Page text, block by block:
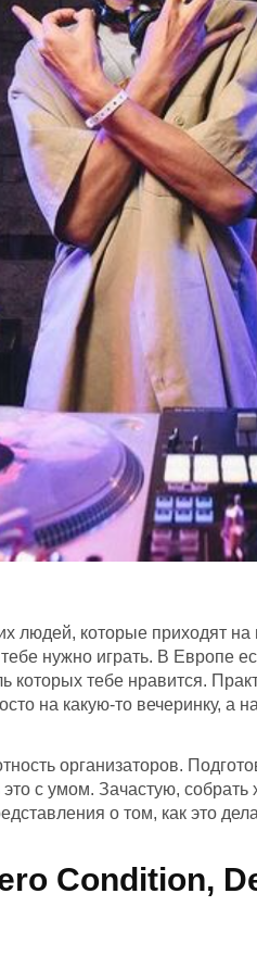
людей, которые приходят
нужно играть. В Европе
которых тебе нравится.
на какую-то вечеринку, а
организаторов.
с умом. Зачастую,
о том, как это
Condition,